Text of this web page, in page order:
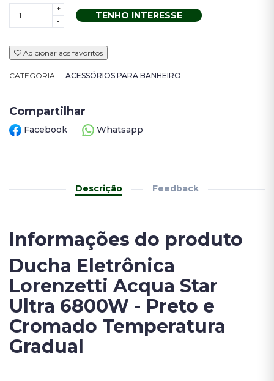
+
-
TENHO INTERESSE
Adicionar aos favoritos
CATEGORIA: ACESSÓRIOS PARA BANHEIRO
Compartilhar
Facebook Whatsapp
Descrição Feedback
Informações do produto
Ducha Eletrônica
Lorenzetti Acqua Star
Ultra 6800W - Preto e
Cromado Temperatura
Gradual